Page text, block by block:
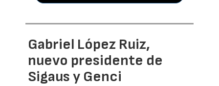
Gabriel López Ruiz,
nuevo presidente de
Sigaus y Genci